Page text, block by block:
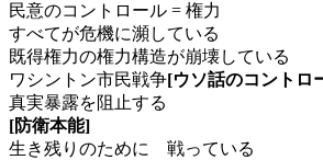
民意のコントロール = 権力
すべてが危機に瀕している
既得権力の権力構造が崩壊している
ワシントン市民戦争[ウソ話のコントロ
真実暴露を阻止する
[防衛本能]
生き残りのために 戦っている